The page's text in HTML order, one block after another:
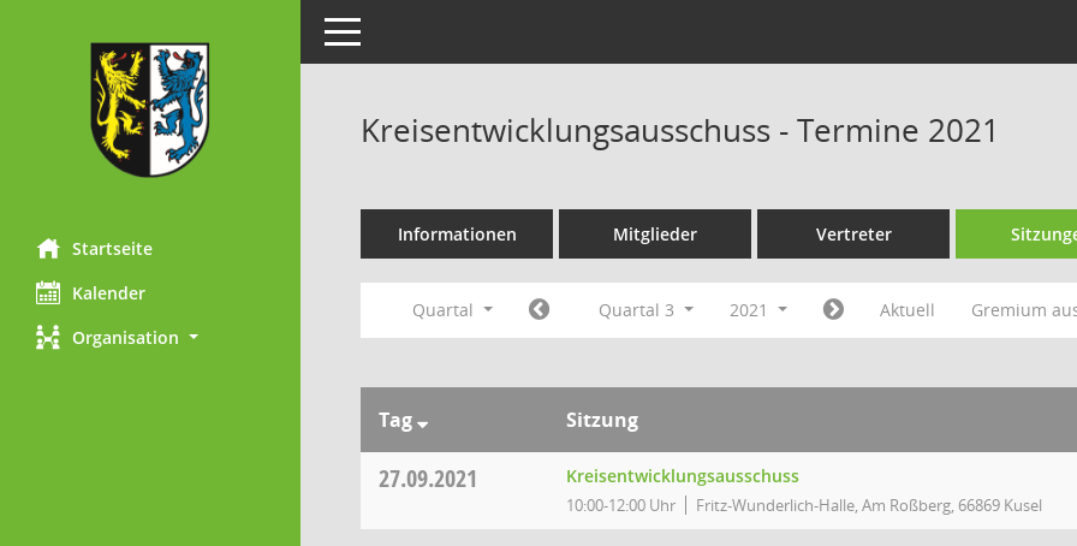
Startseite
Kalender
Organisation
Toggle navigation
Kreisentwicklungsausschuss - Termine 2021
Informationen Mitglieder Vertreter
Quartal Quartal 3 2021 Aktuell Gremium
Tag Sitzung
27.09.2021 Kreisentwicklungsausschuss
10:00-12:00 Uhr Fritz-Wunderlich-Halle, Am Roßberg, 66869 Kusel